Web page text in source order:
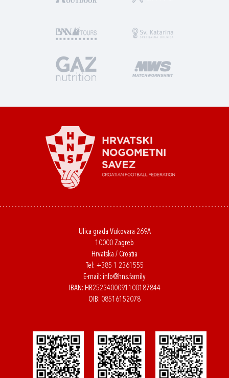
Ulica grada Vukovara 269A
10000 Zagreb
Hrvatska / Croatia
Tel: +385 1 2361555
E-mail: info@hns.family
IBAN: HR2523400091100187844
OIB: 08516152078